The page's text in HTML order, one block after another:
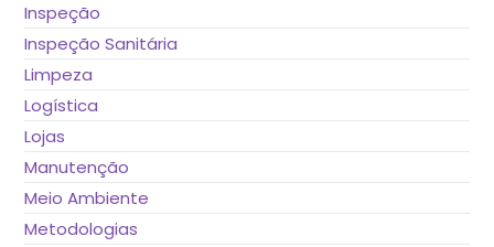
Inspeção
Inspeção Sanitária
Limpeza
Logística
Lojas
Manutenção
Meio Ambiente
Metodologias